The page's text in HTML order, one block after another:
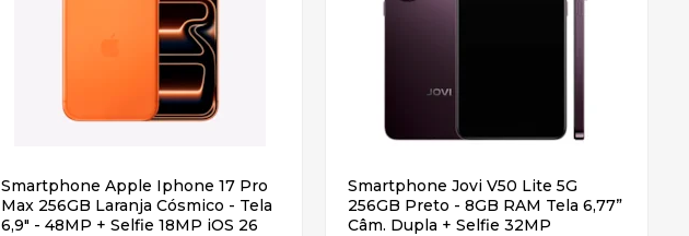
Smartphone Apple Iphone 17 Pro
Max 256GB Laranja Cósmico - Tela
6,9" - 48MP + Selfie 18MP iOS 26
Smartphone Jovi V50 Lite 5G
256GB Preto - 8GB RAM Tela 6,77”
Câm. Dupla + Selfie 32MP